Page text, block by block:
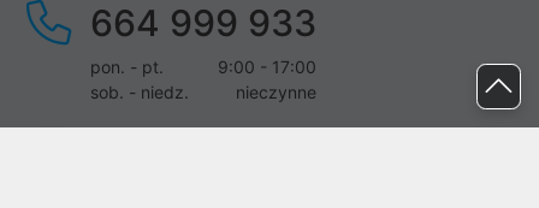
664 999 933
pon. - pt.
9:00 - 17:00
sob. - niedz.
nieczynne